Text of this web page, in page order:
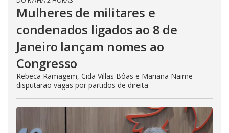
Mulheres de militares e
condenados ligados ao 8 de
Janeiro lançam nomes ao
Congresso
Rebeca Ramagem, Cida Villas Bôas e Mariana Naime
disputarão vagas por partidos de direita